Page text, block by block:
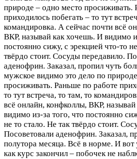
природе – одно место просиживать.
приходилось побегать – то тут
командировка. А сейчас почти всё
ВКР, называй как хочешь. И видимо
постоянно сижу, с эрекцией что-то
твёрдо стоит. Сосуды передавило.
аденофрин. Заказал, пропил чуть
мужское видимо это дело по
просиживать. Раньше по работе
то тут встреча, то там, то
всё онлайн, конфколлы, ВКР,
видимо из-за того, что постоянно
не то стало. Не так твёрдо стоит.
Посоветовали аденофрин. Заказал,
полутора месяца. Всё в норме. И
как курс закончил – побочек не